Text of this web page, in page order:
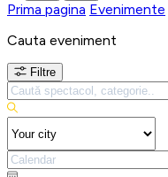
Prima pagina Evenimente
Cauta eveniment
Filtre